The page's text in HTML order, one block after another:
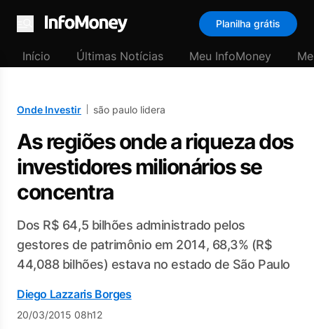
Menu
Planilha grátis
Início Últimas Notícias Meu InfoMoney
Onde Investir são paulo lidera
As regiões onde a riqueza dos
investidores milionários se
concentra
Dos R$ 64,5 bilhões administrado pelos
gestores de patrimônio em 2014, 68,3% (R$
44,088 bilhões) estava no estado de São Paulo
Diego Lazzaris Borges
20/03/2015 08h12